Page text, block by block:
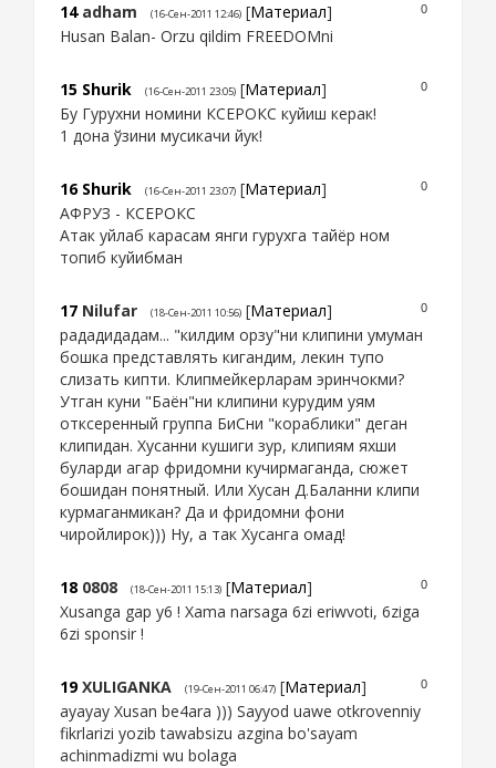
0
14 adham (16-Сен-2011 12:46) [Материал]
Husan Balan- Orzu qildim FREEDOMni
0
15 Shurik (16-Сен-2011 23:05) [Материал]
Бу Гурухни номини КСЕРОКС куйиш керак!
1 дона ўзини мусикачи йук!
0
16 Shurik (16-Сен-2011 23:07) [Материал]
АФРУЗ - КСЕРОКС
Атак уйлаб карасам янги гурухга тайёр ном
топиб куйибман
0
17 Nilufar (18-Сен-2011 10:56) [Материал]
рададидадам... "килдим орзу"ни клипини умуман
бошка представлять кигандим, лекин тупо
слизать кипти. Клипмейкерларам эринчокми?
Утган куни "Баён"ни клипини курудим уям
отксеренный группа БиСни "кораблики" деган
клипидан. Хусанни кушиги зур, клипиям яхши
буларди агар фридомни кучирмаганда, сюжет
бошидан понятный. Или Хусан Д.Баланни клипи
курмаганмикан? Да и фридомни фони
чиройлирок))) Ну, а так Хусанга омад!
0
18 0808 (18-Сен-2011 15:13) [Материал]
Xusanga gap y6 ! Xama narsaga 6zi eriwvoti, 6ziga
6zi sponsir !
0
19 XULIGANKA (19-Сен-2011 06:47) [Материал]
ayayay Xusan be4ara ))) Sayyod uawe otkrovenniy
fikrlarizi yozib tawabsizu azgina bo'sayam
achinmadizmi wu bolaga